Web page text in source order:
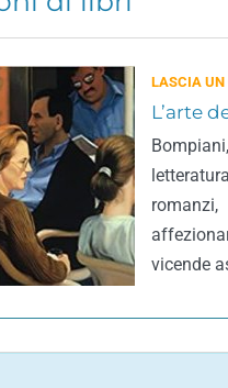
LASCIA UN
L’arte
vicende